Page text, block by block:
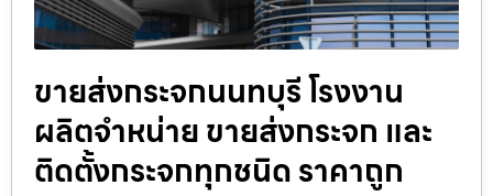
ขายส่งกระจกนนทบุรี โรงงาน
ผลิตจำหน่าย ขายส่งกระจก และ
ติดตั้งกระจกทุกชนิด ราคาถูก